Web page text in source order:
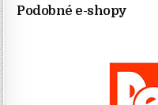
Podobné e-shopy